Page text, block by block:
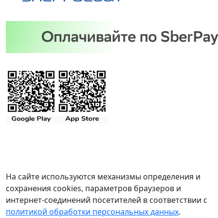
На сайте используются механизмы определения и
сохранения cookies, параметров браузеров и
интернет-соединений посетителей в соответствии с
политикой обработки персональных данных.